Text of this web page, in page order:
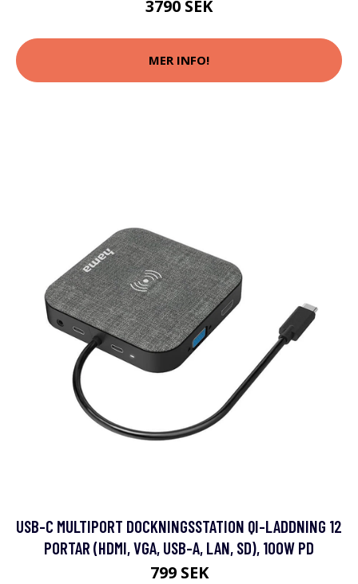
3790 SEK
MER INFO!
USB-C MULTIPORT DOCKNINGSSTATION QI-LADDNING 12
PORTAR (HDMI, VGA, USB-A, LAN, SD), 100W PD
799 SEK